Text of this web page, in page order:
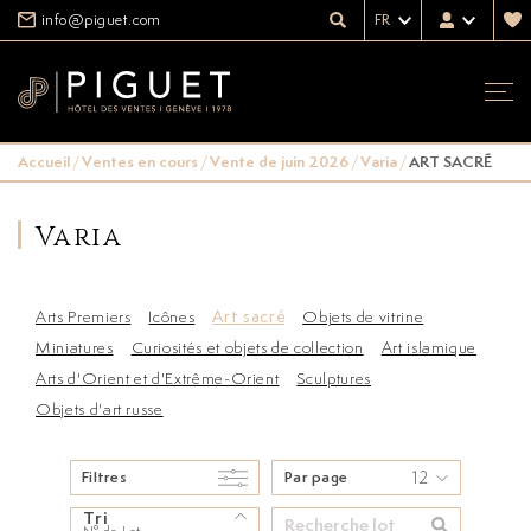
info@piguet.com FR
Accueil/Ventes en cours/Vente de juin 2026/Varia/ART SACRÉ
Varia
Arts Premiers Icônes Art sacré
Objets de vitrine
Miniatures
Curiosités et objets de collection
Art islamique
Arts d'Orient et d'Extrême-Orient
Sculptures
Objets d'art russe
Filtres Par page 12
Tri